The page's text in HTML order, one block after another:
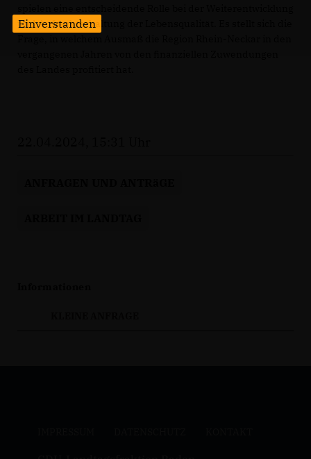
und Aufrechterhaltung der Lebensqualität. Es stellt sich die
Einverstanden